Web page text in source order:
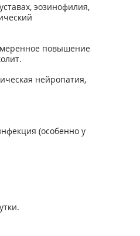
эозинофилия,
по­вышение
нейропатия,
(особенно у